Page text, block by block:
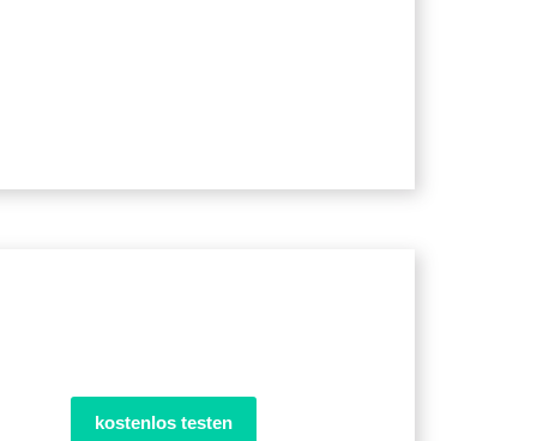
kostenlos testen